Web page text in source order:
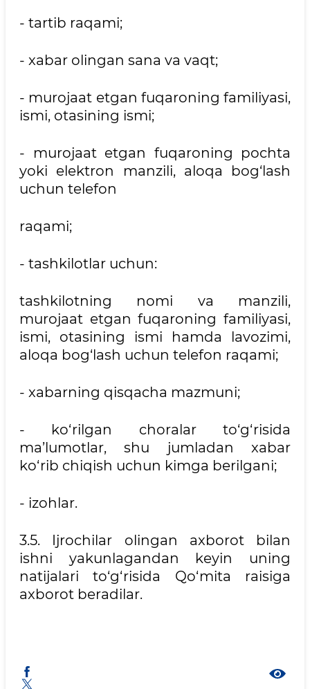
- tartib raqami;
- xabar olingan sana va vaqt;
- murojaat etgan fuqaroning familiyasi,
ismi, otasining ismi;
- murojaat etgan fuqaroning pochta
yoki elektron manzili, aloqa bog‘lash
uchun telefon
raqami;
- tashkilotlar uchun:
tashkilotning nomi va manzili,
murojaat etgan fuqaroning familiyasi,
ismi, otasining ismi hamda lavozimi,
aloqa bog‘lash uchun telefon raqami;
- xabarning qisqacha mazmuni;
- ko‘rilgan choralar to‘g‘risida
ma’lumotlar, shu jumladan xabar
ko‘rib chiqish uchun kimga berilgani;
- izohlar.
3.5. Ijrochilar olingan axborot bilan
ishni yakunlagandan keyin uning
natijalari to‘g‘risida Qo‘mita raisiga
axborot beradilar.